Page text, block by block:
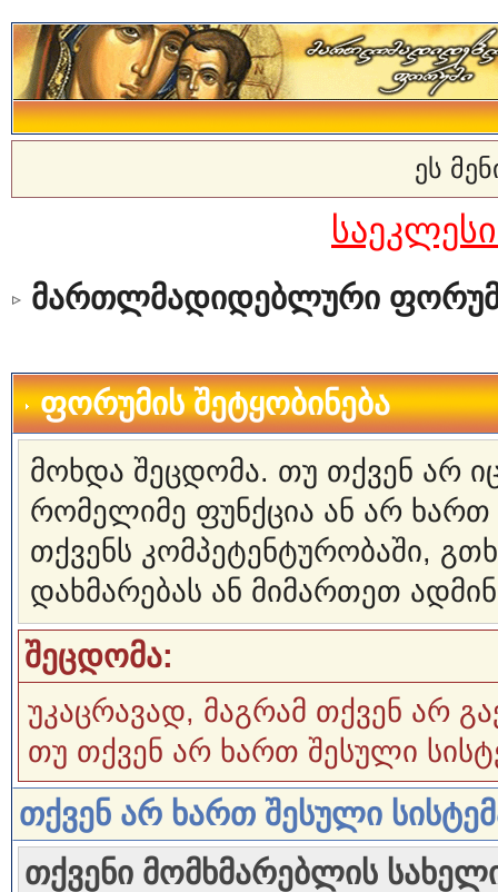
ეს
მართლმადიდებლური
ფორუმის შეტყობინება
მოხდა შეცდომა. თუ თქვენ არ
რომელიმე ფუნქცია ან არ ხართ
თქვენს კომპეტენტურობაში,
დახმარებას ან მიმართეთ
შეცდომა:
უკაცრავად, მაგრამ თქვენ არ
თუ თქვენ არ ხართ შესული
თქვენ არ ხართ შესული
თქვენი მომხმარებლის